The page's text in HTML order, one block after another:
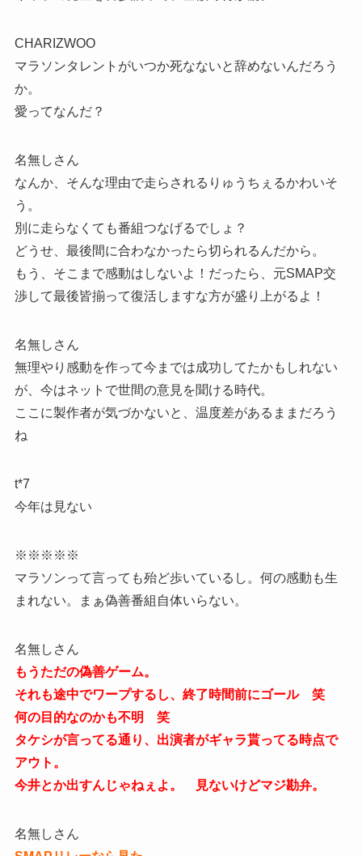
CHARIZWOO
マラソンタレントがいつか死なないと辞めないんだろう
か。
愛ってなんだ？
名無しさん
なんか、そんな理由で走らされるりゅうちぇるかわいそ
う。
別に走らなくても番組つなげるでしょ？
どうせ、最後間に合わなかったら切られるんだから。
もう、そこまで感動はしないよ！だったら、元SMAP交
渉して最後皆揃って復活しますな方が盛り上がるよ！
名無しさん
無理やり感動を作って今までは成功してたかもしれない
が、今はネットで世間の意見を聞ける時代。
ここに製作者が気づかないと、温度差があるままだろう
ね
t*7
今年は見ない
※※※※※
マラソンって言っても殆ど歩いているし。何の感動も生
まれない。まぁ偽善番組自体いらない。
名無しさん
もうただの偽善ゲーム。
それも途中でワープするし、終了時間前にゴール 笑
何の目的なのかも不明 笑
タケシが言ってる通り、出演者がギャラ貰ってる時点で
アウト。
今井とか出すんじゃねぇよ。 見ないけどマジ勘弁。
名無しさん